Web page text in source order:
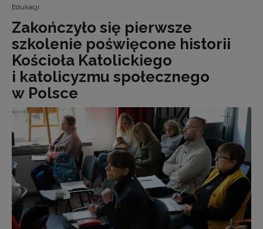
Edukacji
Zakończyło się pierwsze
szkolenie poświęcone historii
Kościoła Katolickiego
i katolicyzmu społecznego
w Polsce